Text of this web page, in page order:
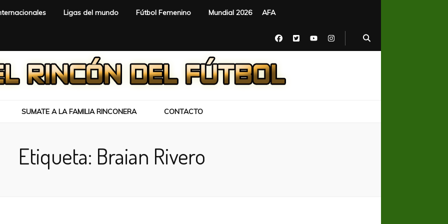
Ligas del mundo Fútbol Femenino Mundial 2026 AFA
SUMATE A LA FAMILIA RINCONERA CONTACTO
Etiqueta: Braian Rivero